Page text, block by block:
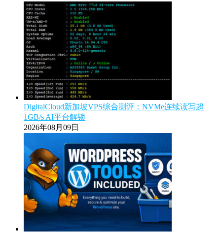
DigitalCloud新加坡VPS综合测评：NVMe连续读写超
1GB/s AI平台解锁
2026年08月09日